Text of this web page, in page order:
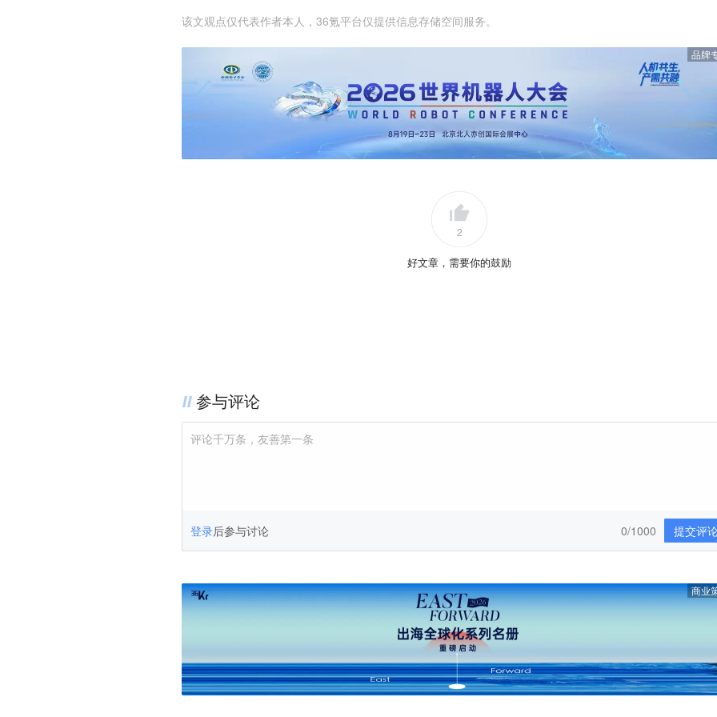
该文观点仅代表作者本人，36氪平台仅提供信息存储空间服务。
品牌
2
好文章，需要你的鼓励
参与评论
评论千万条，友善第一条
登录后参与讨论 提交评
0/1000
商业